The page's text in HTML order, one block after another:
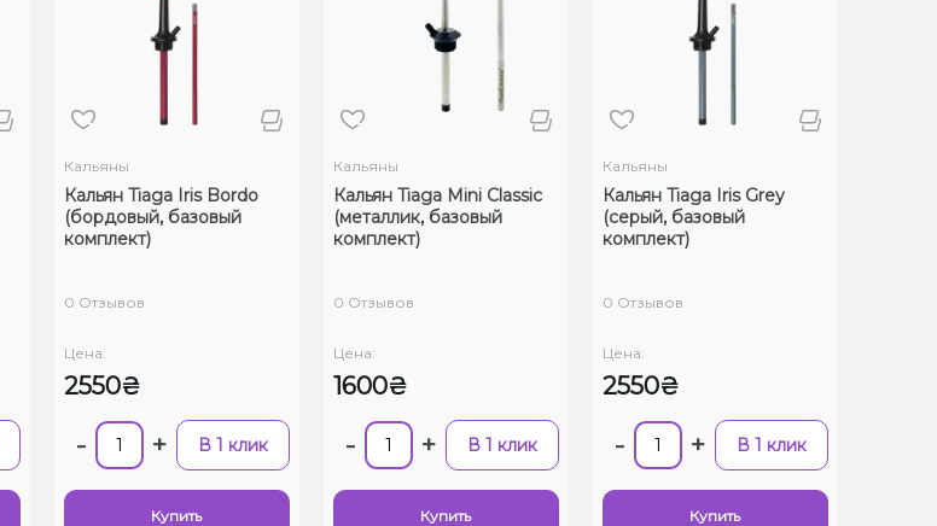
Кальяны
Кальян Tiaga Iris Bordo
(бордовый, базовый
комплект)
0 Отзывов
Цена:
2550₴
- + В 1 клик
Купить
Кальяны
Кальян Tiaga Mini Classic
(металлик, базовый
комплект)
0 Отзывов
Цена:
1600₴
- + В 1 клик
Купить
Кальяны
Кальян Tiaga Iris Grey
(серый, базовый
комплект)
0 Отзывов
Цена:
2550₴
- + В 1 клик
Купить